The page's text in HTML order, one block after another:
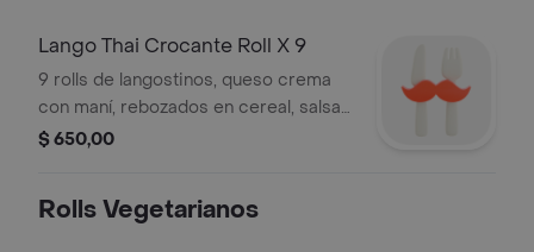
Lango Thai Crocante Roll X 9
9 rolls de langostinos, queso crema
con maní, rebozados en cereal, salsa
de soja, wasabi, jengibre, palitos.
$ 650,00
Rolls Vegetarianos